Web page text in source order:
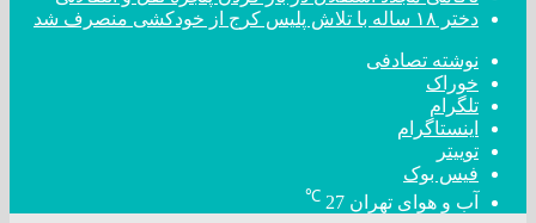
دختر ‌۱۸‌ ‌ساله‌ با تلاش پلیس کرج از خودکشی منصرف شد
نوشته تصادفی
خوراک
تلگرام
اینستاگرام
توییتر
فیس بوک
آب و هوای تهران 27
℃